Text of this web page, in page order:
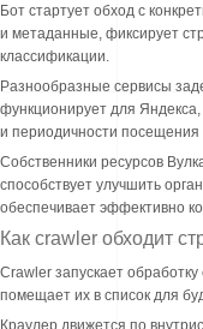
Бот стартует обход с
и метаданные, фиксирует
классификации.
Разнообразные сервисы
функционирует для
и периодичности посещения
Собственники ресурсов
способствует улучшить
обеспечивает эффективно
Как crawler обходит
Crawler запускает
помещает их в список для